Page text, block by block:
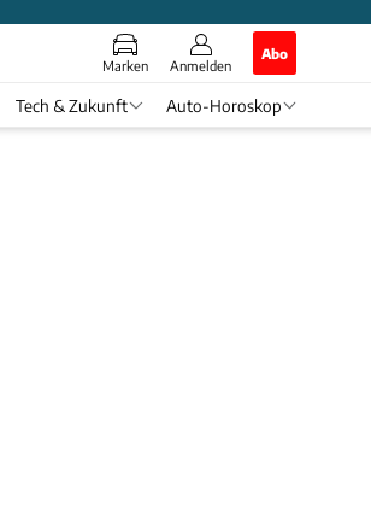
Marken Anmelden
Abo
Tech & Zukunft Auto-Horoskop